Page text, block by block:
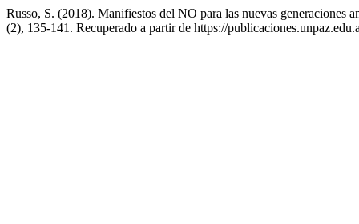
Russo, S. (2018). Manifiestos del NO para las nuevas generaciones
(2), 135-141. Recuperado a partir de https://